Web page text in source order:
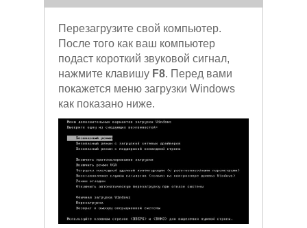
Перезагрузите свой компьютер.
После того как ваш компьютер
подаст короткий звуковой сигнал,
нажмите клавишу F8. Перед вами
покажется меню загрузки Windows
как показано ниже.